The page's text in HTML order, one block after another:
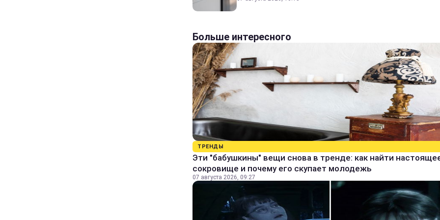
Больше интересного
ТРЕНДЫ
Эти "бабушкины" вещи снова в тренде: как найти
сокровище и почему его скупает молодежь
07 августа 2026, 09:27